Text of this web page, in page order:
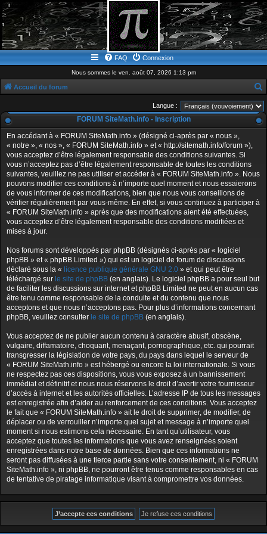
FAQ Connexion
Nous sommes le ven. août 07, 2026 1:13 pm
Accueil du forum
e
c
h
Langue :
FORUM SiteMath.info - Inscription
En accédant à « FORUM SiteMath.info » (désigné ci-après par « nous »,
« notre », « nos », « FORUM SiteMath.info » et « http://sitemath.info/forum »),
vous acceptez d’être légalement responsable des conditions suivantes. Si
vous n’acceptez pas d’être légalement responsable de toutes les conditions
suivantes, veuillez ne pas utiliser et accéder à « FORUM SiteMath.info ». Nous
pouvons modifier ces conditions à n’importe quel moment et nous essaierons
de vous informer de ces modifications, bien que nous vous conseillons de
vérifier régulièrement par vous-même. En effet, si vous continuez à participer à
« FORUM SiteMath.info » après que des modifications aient été effectuées,
vous acceptez d’être légalement responsable des conditions modifiées et
mises à jour.
Nos forums sont développés par phpBB (désignés ci-après par « logiciel
phpBB » et « phpBB Limited ») qui est un logiciel de forum de discussions
déclaré sous la « licence publique générale GNU 2.0 » et qui peut être
téléchargé sur le site de phpBB (en anglais). Le logiciel phpBB a pour seul but
de faciliter les discussions sur internet et phpBB Limited ne peut en aucun cas
être tenu comme responsable de la conduite et du contenu que nous
acceptons et que nous n’acceptons pas. Pour plus d’informations concernant
phpBB, veuillez consulter le site de phpBB (en anglais).
Vous acceptez de ne publier aucun contenu à caractère abusif, obscène,
vulgaire, diffamatoire, choquant, menaçant, pornographique, etc. qui pourrait
transgresser la législation de votre pays, du pays dans lequel le serveur de
« FORUM SiteMath.info » est hébergé ou encore la loi internationale. Si vous
ne respectez pas ces dispositions, vous vous exposez à un bannissement
immédiat et définitif et nous nous réservons le droit d’avertir votre fournisseur
d’accès à internet et les autorités officielles. L’adresse IP de tous les messages
est enregistrée afin d’aider au renforcement de ces conditions. Vous acceptez
le fait que « FORUM SiteMath.info » ait le droit de supprimer, de modifier, de
déplacer ou de verrouiller n’importe quel sujet et message à n’importe quel
moment si nous estimons cela nécessaire. En tant qu’utilisateur, vous
acceptez que toutes les informations que vous avez renseignées soient
enregistrées dans notre base de données. Bien que ces informations ne
seront pas diffusées à une tierce partie sans votre consentement, ni « FORUM
SiteMath.info », ni phpBB, ne pourront être tenus comme responsables en cas
de tentative de piratage informatique visant à compromettre vos données.